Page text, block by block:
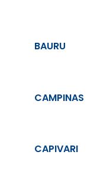
BAURU
CAMPINAS
CAPIVARI